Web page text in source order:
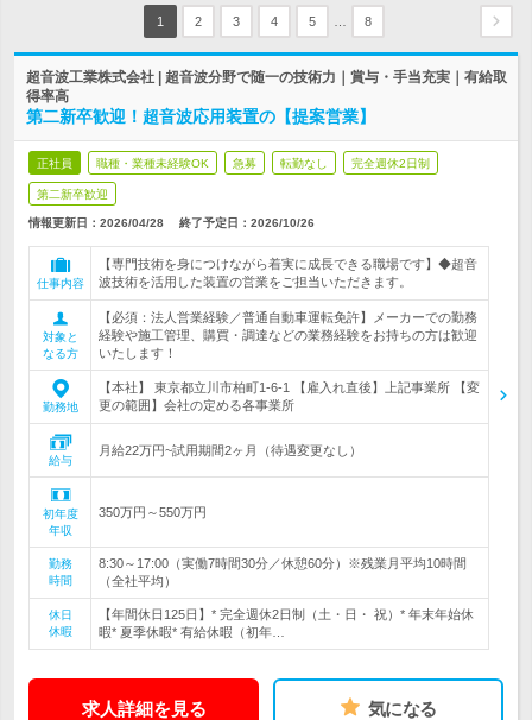
1 2 3 4 5 8
超音波工業株式会社 | 超音波分野で随一の技術力｜賞与・手当充実｜有給取
得率高
第二新卒歓迎！超音波応用装置の【提案営業】
正社員 職種・業種未経験OK 急募 転勤なし 完全週休2日制
第二新卒歓迎
情報更新日：2026/04/28 終了予定日： 2026/10/26
仕事内容
【専門技術を身につけながら着実に成長できる職場です】◆超音
波技術を活用した装置の営業をご担当いただきます。
対象と
なる方
【必須：法人営業経験／普通自動車運転免許】メーカーでの勤務
経験や施工管理、購買・調達などの業務経験をお持ちの方は歓迎
いたします！
勤務地
【本社】 東京都立川市柏町1-6-1 【雇入れ直後】上記事業所 【変
更の範囲】会社の定める各事業所
給与
月給22万円~試用期間2ヶ月（待遇変更なし）
初年度
年収
350万円～550万円
勤務
時間
8:30～17:00（実働7時間30分／休憩60分）※残業月平均10時間
（全社平均）
休日
休暇
【年間休日125日】* 完全週休2日制（土・日・ 祝）* 年末年始休
暇* 夏季休暇* 有給休暇（初年…
求人詳細を見る 気になる